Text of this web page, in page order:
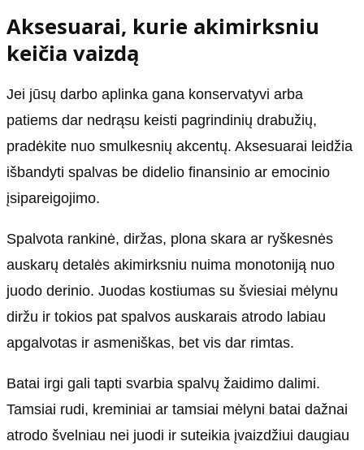
Aksesuarai, kurie akimirksniu
keičia vaizdą
Jei jūsų darbo aplinka gana konservatyvi arba
patiems dar nedrąsu keisti pagrindinių drabužių,
pradėkite nuo smulkesnių akcentų. Aksesuarai leidžia
išbandyti spalvas be didelio finansinio ar emocinio
įsipareigojimo.
Spalvota rankinė, diržas, plona skara ar ryškesnės
auskarų detalės akimirksniu nuima monotoniją nuo
juodo derinio. Juodas kostiumas su šviesiai mėlynu
diržu ir tokios pat spalvos auskarais atrodo labiau
apgalvotas ir asmeniškas, bet vis dar rimtas.
Batai irgi gali tapti svarbia spalvų žaidimo dalimi.
Tamsiai rudi, kreminiai ar tamsiai mėlyni batai dažnai
atrodo švelniau nei juodi ir suteikia įvaizdžiui daugiau